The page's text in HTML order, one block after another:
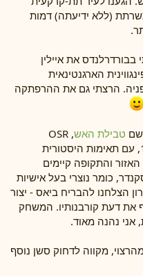
(ללא ידיעתה) דמות
את איילין
הארגנטינאית
הרצתי גם את ההרפתקה
טבילת האש , OSR
שמתמקד בפולין בתחילת המאה ה-11, עם תאימות היסטורית
והתקופה קיימים
כומר נוצרי בעל אישיות
הצלחנו להבריח ביאס - יצור
את דעת קורבנותיו. המשחק
אני נהנה מאוד.
מקווה לדחוק סשן נוסף